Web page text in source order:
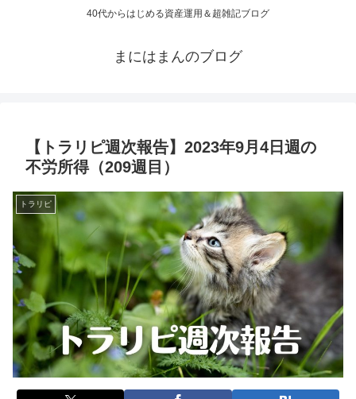
40代からはじめる資産運用＆超雑記ブログ
まにはまんのブログ
【トラリピ週次報告】2023年9月4日週の
不労所得（209週目）
トラリピ